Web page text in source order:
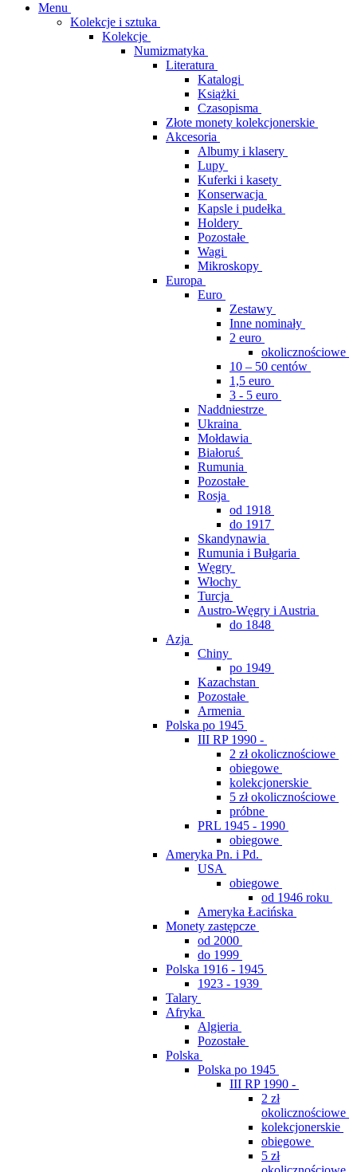
Menu
Kolekcje i sztuka
Kolekcje
Numizmatyka
Literatura
Katalogi
Książki
Czasopisma
Złote monety kolekcjonerskie
Akcesoria
Albumy i klasery
Lupy
Kuferki i kasety
Konserwacja
Kapsle i pudełka
Holdery
Pozostałe
Wagi
Mikroskopy
Europa
Euro
Zestawy
Inne nominały
2 euro
okolicznościowe
10 – 50 centów
1,5 euro
3 - 5 euro
Naddniestrze
Ukraina
Mołdawia
Białoruś
Rumunia
Pozostałe
Rosja
od 1918
do 1917
Skandynawia
Rumunia i Bułgaria
Węgry
Włochy
Turcja
Austro-Węgry i Austria
do 1848
Azja
Chiny
po 1949
Kazachstan
Pozostałe
Armenia
Polska po 1945
III RP 1990 -
2 zł okolicznościowe
obiegowe
kolekcjonerskie
5 zł okolicznościowe
próbne
PRL 1945 - 1990
obiegowe
Ameryka Pn. i Pd.
USA
obiegowe
od 1946 roku
Ameryka Łacińska
Monety zastępcze
od 2000
do 1999
Polska 1916 - 1945
1923 - 1939
Talary
Afryka
Algieria
Pozostałe
Polska
Polska po 1945
III RP 1990 -
2 zł
okolicznościowe
kolekcjonerskie
obiegowe
5 zł